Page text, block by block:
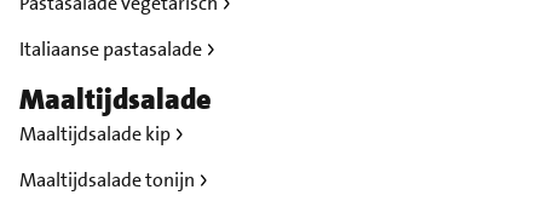
Italiaanse pastasalade
Maaltijdsalade
Maaltijdsalade kip
Maaltijdsalade tonijn